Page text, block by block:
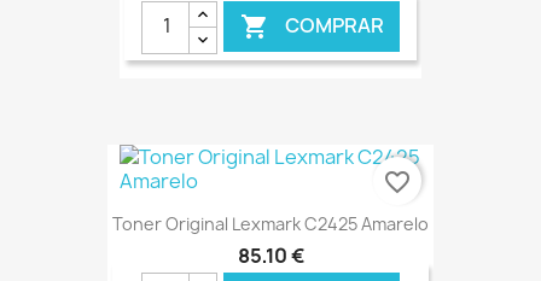
 COMPRAR
€ ONLINE
Toner Original Lexmark C2425 Amarelo
85,10 €
favorite_border